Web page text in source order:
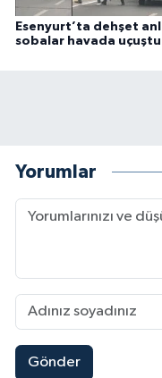
Esenyurt’ta dehşet
sobalar havada uçuştu
Yorumlar
Gönder